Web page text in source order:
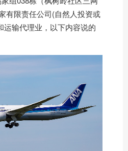
有限责任公司(自然人投资或
运输代理业，以下内容说的